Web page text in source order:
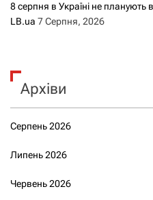
8 серпня в Україні не планують
LB.ua 7 Серпня, 2026
Архіви
Серпень 2026
Липень 2026
Червень 2026